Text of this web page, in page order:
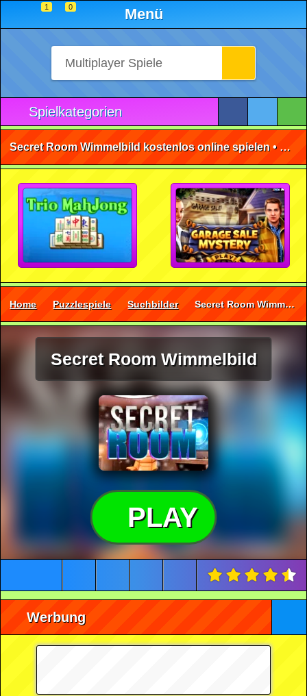
1 0 Menü
Spielkategorien
Secret Room Wimmelbild kostenlos online spielen • ohne Anmeldung 🕹️
Home Puzzlespiele Suchbilder Secret Room Wimmelbild
Secret Room Wimmelbild
PLAY
Werbung